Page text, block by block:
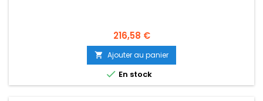
Prix
216,58 €
 Ajouter au panier
 En stock